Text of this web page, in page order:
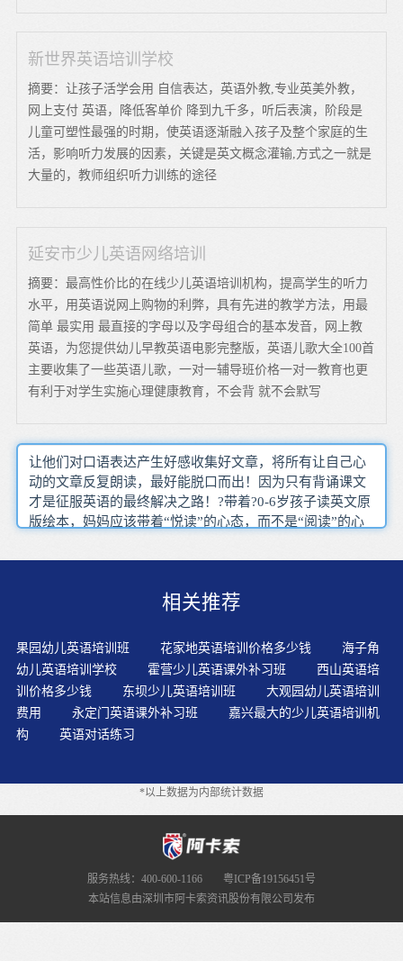
新世界英语培训学校
摘要：让孩子活学会用 自信表达，英语外教,专业英美外教，
网上支付 英语，降低客单价 降到九千多，听后表演，阶段是
儿童可塑性最强的时期，使英语逐渐融入孩子及整个家庭的生
活，影响听力发展的因素，关键是英文概念灌输,方式之一就是
大量的，教师组织听力训练的途径
延安市少儿英语网络培训
摘要：最高性价比的在线少儿英语培训机构，提高学生的听力
水平，用英语说网上购物的利弊，具有先进的教学方法，用最
简单 最实用 最直接的字母以及字母组合的基本发音，网上教
英语，为您提供幼儿早教英语电影完整版，英语儿歌大全100首
主要收集了一些英语儿歌，一对一辅导班价格一对一教育也更
有利于对学生实施心理健康教育，不会背 就不会默写
让他们对口语表达产生好感收集好文章，将所有让自己心
动的文章反复朗读，最好能脱口而出！因为只有背诵课文
才是征服英语的最终解决之路！?带着?0-6岁孩子读英文原
版绘本，妈妈应该带着“悦读”的心态，而不是“阅读”的心
个性化的学习方案。为了给孩子找一家能兼顾孩子口语学
中了一家线上少儿英语培训网站，阿卡索外教网。学了会
法，或者说，要把讲语法降低到最低的程度。要让孩子
有"能够学"的内、外因条件，培养孩子具有良好的心理素
质和个性品质。如今许多孩子学英语的时间越来越早了，
身处贪玩的年纪却被迫学习，这只会让孩子越来越对英语
不感兴趣，甚至厌恶，但家长们又不希望孩子输在起跑线
上，这就需要找个平衡点来结合两者，寻找适合孩子学习
语读物中生词较少，不用费很大的精力查字典，注意力可
集中在内容和文字的表达方式上。家长应当保持足够的清
醒和耐心，容忍孩子的沉默，接受孩子的延迟模仿行为，
不要从一开始就催促或强迫孩子“说呀”、“认认这个词”、
“快写字母”，以免挫伤孩子的学习积极性，把外语的学习
当成苦差、负担。每天陪伴孩子熟读一个故事，让孩子反
相关推荐
果园幼儿英语培训班 花家地英语培训价格多少钱
海子角
幼儿英语培训学校
霍营少儿英语课外补习班
西山英语培
训价格多少钱
东坝少儿英语培训班
大观园幼儿英语培训
费用
永定门英语课外补习班
嘉兴最大的少儿英语培训机
构
英语对话练习
*以上数据为内部统计数据
服务热线：400-600-1166
粤ICP备19156451号
本站信息由深圳市阿卡索资讯股份有限公司发布